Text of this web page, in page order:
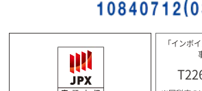
「インボ